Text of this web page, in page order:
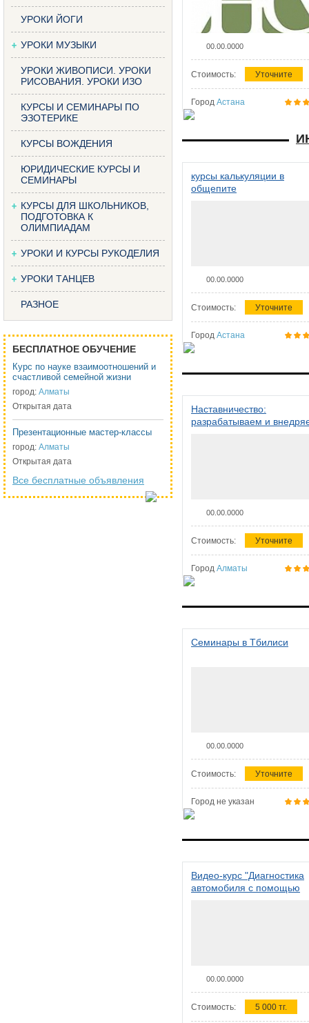
УРОКИ ЙОГИ
УРОКИ МУЗЫКИ
УРОКИ ЖИВОПИСИ. УРОКИ
РИСОВАНИЯ. УРОКИ ИЗО
КУРСЫ И СЕМИНАРЫ ПО
ЭЗОТЕРИКЕ
КУРСЫ ВОЖДЕНИЯ
ЮРИДИЧЕСКИЕ КУРСЫ И
СЕМИНАРЫ
КУРСЫ ДЛЯ ШКОЛЬНИКОВ,
ПОДГОТОВКА К
ОЛИМПИАДАМ
УРОКИ И КУРСЫ РУКОДЕЛИЯ
УРОКИ ТАНЦЕВ
РАЗНОЕ
БЕСПЛАТНОЕ ОБУЧЕНИЕ
Курс по науке взаимоотношений и
счастливой семейной жизни
город: Алматы
Открытая дата
Презентационные мастер-классы
город: Алматы
Открытая дата
Все бесплатные объявления
00.00.0000
Стоимость: Уточните
Город Астана
курсы калькуляции в
общепите
00.00.0000
Стоимость: Уточните
Город Астана
Наставничество:
разрабатываем и
00.00.0000
Стоимость: Уточните
Город Алматы
Семинары в Тбилиси
00.00.0000
Стоимость: Уточните
Город не указан
Видео-курс "Диагностика
автомобиля с помощью
00.00.0000
Стоимость: 5 000 тг.